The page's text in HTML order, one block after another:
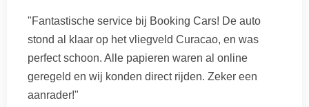
"Fantastische service bij Booking Cars! De auto
stond al klaar op het vliegveld Curacao, en was
perfect schoon. Alle papieren waren al online
geregeld en wij konden direct rijden. Zeker een
aanrader!"